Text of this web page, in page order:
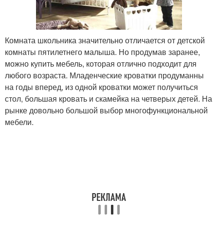
Комната школьника значительно отличается от детской
комнаты пятилетнего малыша. Но продумав заранее,
можно купить мебель, которая отлично подходит для
любого возраста. Младенческие кроватки продуманны
на годы вперед, из одной кроватки может получиться
стол, большая кровать и скамейка на четверых детей. На
рынке довольно большой выбор многофункциональной
мебели.